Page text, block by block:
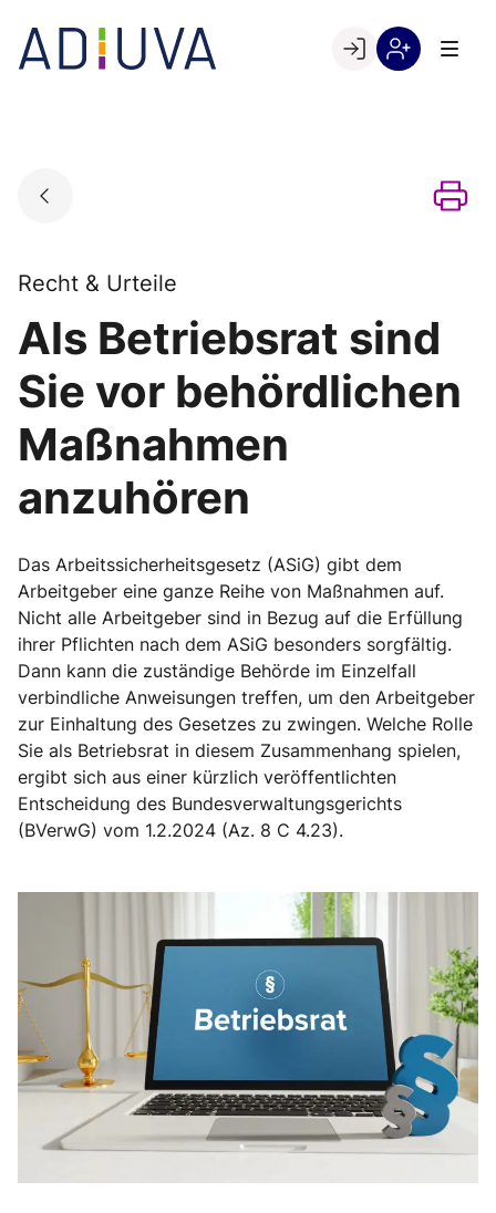
content
Go to landing page.
Recht & Urteile
Als Betriebsrat sind
Sie vor behördlichen
Maßnahmen
anzuhören
Das Arbeitssicherheitsgesetz (ASiG) gibt dem
Arbeitgeber eine ganze Reihe von Maßnahmen auf.
Nicht alle Arbeitgeber sind in Bezug auf die Erfüllung
ihrer Pflichten nach dem ASiG besonders sorgfältig.
Dann kann die zuständige Behörde im Einzelfall
verbindliche Anweisungen treffen, um den Arbeitgeber
zur Einhaltung des Gesetzes zu zwingen. Welche Rolle
Sie als Betriebsrat in diesem Zusammenhang spielen,
ergibt sich aus einer kürzlich veröffentlichten
Entscheidung des Bundesverwaltungsgerichts
(BVerwG) vom 1.2.2024 (Az. 8 C 4.23).